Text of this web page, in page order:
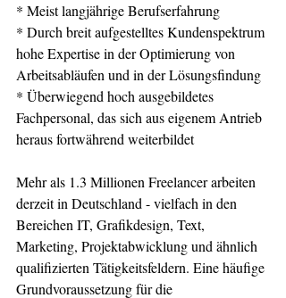
* Meist langjährige Berufserfahrung
* Durch breit aufgestelltes Kundenspektrum
hohe Expertise in der Optimierung von
Arbeitsabläufen und in der Lösungsfindung
* Überwiegend hoch ausgebildetes
Fachpersonal, das sich aus eigenem Antrieb
heraus fortwährend weiterbildet
Mehr als 1.3 Millionen Freelancer arbeiten
derzeit in Deutschland - vielfach in den
Bereichen IT, Grafikdesign, Text,
Marketing, Projektabwicklung und ähnlich
qualifizierten Tätigkeitsfeldern. Eine häufige
Grundvoraussetzung für die